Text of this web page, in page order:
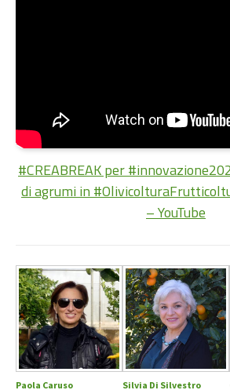
#CREABREAK per
di agrumi in
– YouTube
Paola Caruso
Silvia Di Silvestro